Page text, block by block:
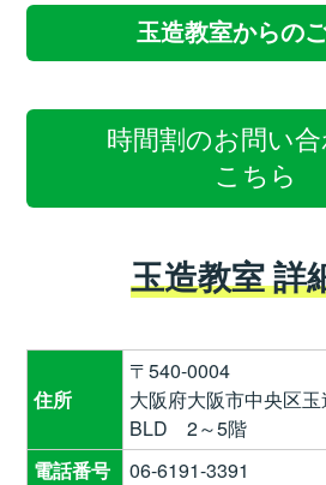
玉造教室からの
時間割のお問い
こちら
玉造教室 詳
住所
〒540-0004
大阪府大阪市中央区
BLD 2～5階
電話番号
06-6191-3391